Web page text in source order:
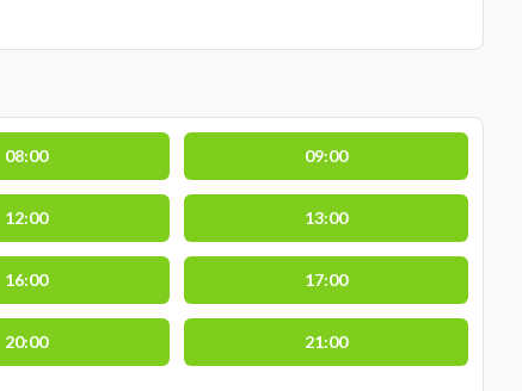
08:00 09:00
12:00 13:00
16:00 17:00
20:00 21:00